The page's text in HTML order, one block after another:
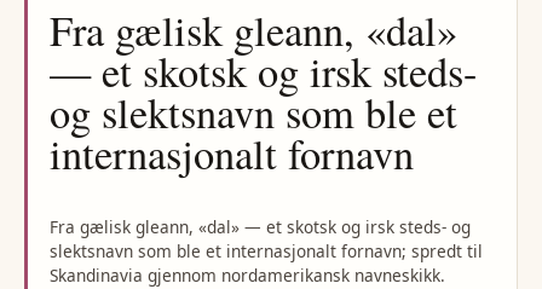
Fra gælisk gleann, «dal»
— et skotsk og irsk steds-
og slektsnavn som ble et
internasjonalt fornavn
Fra gælisk gleann, «dal» — et skotsk og irsk steds- og
slektsnavn som ble et internasjonalt fornavn; spredt til
Skandinavia gjennom nordamerikansk navneskikk.